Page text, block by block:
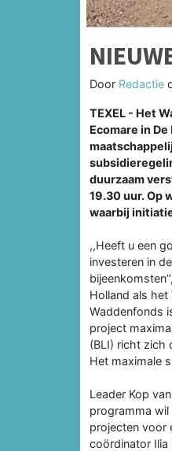
Door Redactie
TEXEL - Het
Ecomare in
duurzaam
19.30 uur. Op
waarbij
,,Heeft u een
investeren in
Holland als
Waddenfonds
project
(BLI) richt zich
Het maximale
Leader Kop
programma wil
projecten voor
coördinator Ilia